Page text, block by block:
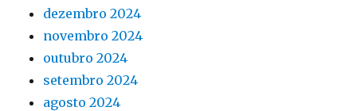
dezembro 2024
novembro 2024
outubro 2024
setembro 2024
agosto 2024